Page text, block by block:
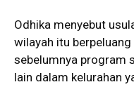
Odhika menyebut
wilayah itu
sebelumnya program
lain dalam kelurahan